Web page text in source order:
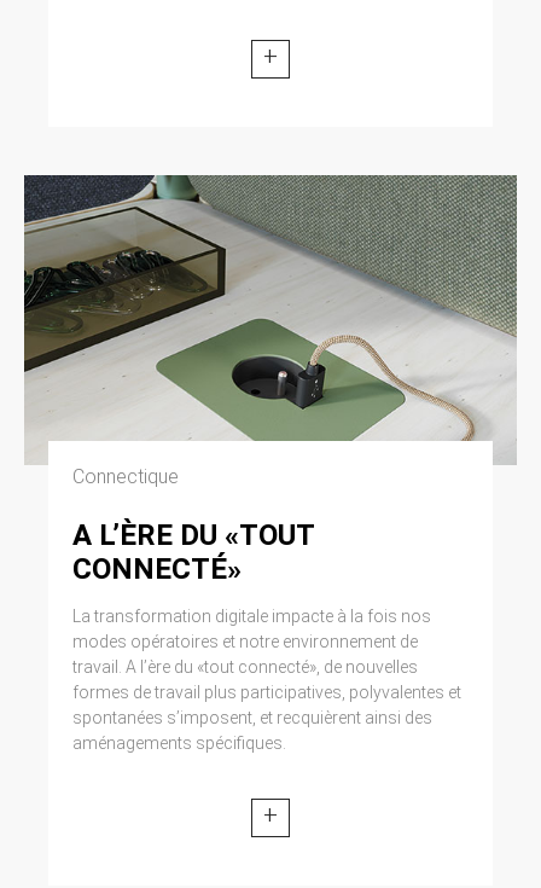
+
Connectique
A L’ÈRE DU «TOUT
CONNECTÉ»
La transformation digitale impacte à la fois nos
modes opératoires et notre environnement de
travail. A l’ère du «tout connecté», de nouvelles
formes de travail plus participatives, polyvalentes et
spontanées s’imposent, et recquièrent ainsi des
aménagements spécifiques.
+